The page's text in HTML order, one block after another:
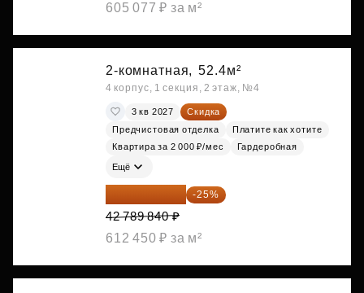
605 077 ₽ за м²
2-комнатная, 52.4м²
4 корпус, 1 секция, 2 этаж, №4
3 кв 2027
Скидка
Предчистовая отделка
Платите как хотите
Квартира за 2 000 ₽/мес
Гардеробная
Ещё
32 092 380 ₽ -25%
42 789 840 ₽
612 450 ₽ за м²